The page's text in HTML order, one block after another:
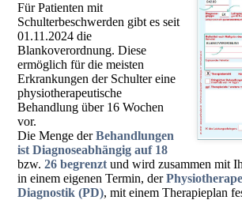
Für Patienten mit
Schulterbeschwerden gibt es seit
01.11.2024 die
Blankoverordnung. Diese
ermöglich für die meisten
Erkrankungen der Schulter eine
physiotherapeutische
Behandlung über 16 Wochen
vor.
Die Menge derBehandlungen
ist Diagnoseabhängig auf 18
bzw. 26 begrenztund wird zusammen mit
in einem eigenen Termin, der
Diagnostik(PD), mit einem Therapieplan